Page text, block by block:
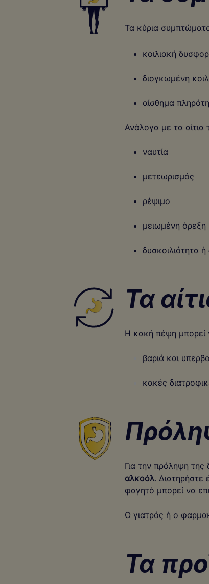
Τα κύρια
κοιλιακή
διογκωμένη
αίσθημα
Ανάλογα με τα
ναυτία
μετεωρισμός
ρέψιμο
μειωμένη όρεξη
δυσκοιλιότητα ή
Τα
Η κακή πέψη μπορεί
βαριά και
κακές
Για την πρόληψη της
αλκοόλ. Διατηρήστε
φαγητό μπορεί να
Ο γιατρός ή ο
Τα